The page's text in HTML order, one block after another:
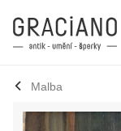
Malba